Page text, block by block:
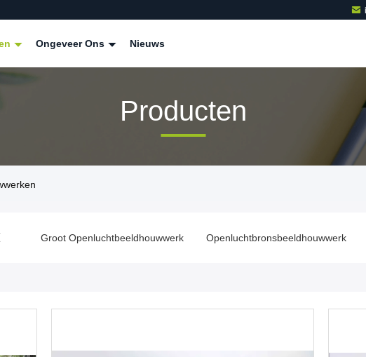
Ongeveer Ons Nieuws
Producten
Groot Openluchtbeeldhouwwerk Openluchtbronsbeeldhouwwerk